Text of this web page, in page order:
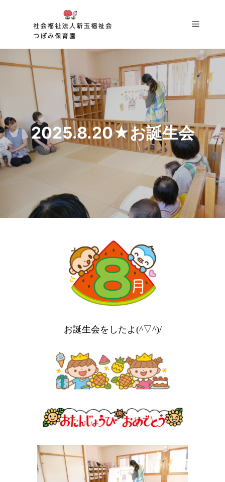
2025.8.20★お誕生会
お誕生会をしたよ(^▽^)/